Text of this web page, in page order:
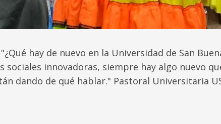
hay de nuevo en la Universidad de San
innovadoras, siempre hay algo nuevo
dando de qué hablar." Pastoral Universitaria